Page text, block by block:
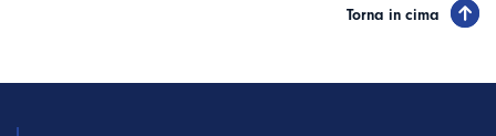
Torna in cima